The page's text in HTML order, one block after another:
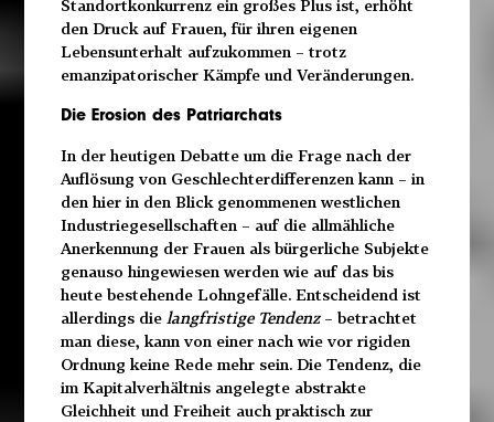
Standortkonkurrenz ein großes Plus ist, erhöht
den Druck auf Frauen, für ihren eigenen
Lebensunterhalt aufzukommen – trotz
emanzipatorischer Kämpfe und Veränderungen.
Die Erosion des Patriarchats
In der heutigen Debatte um die Frage nach der
Auflösung von Geschlechterdifferenzen kann – in
den hier in den Blick genommenen westlichen
Industriegesellschaften – auf die allmähliche
Anerkennung der Frauen als bürgerliche Subjekte
genauso hingewiesen werden wie auf das bis
heute bestehende Lohngefälle. Entscheidend ist
allerdings die langfristige Tendenz– betrachtet
man diese, kann von einer nach wie vor rigiden
Ordnung keine Rede mehr sein. Die Tendenz, die
im Kapitalverhältnis angelegte abstrakte
Gleichheit und Freiheit auch praktisch zur